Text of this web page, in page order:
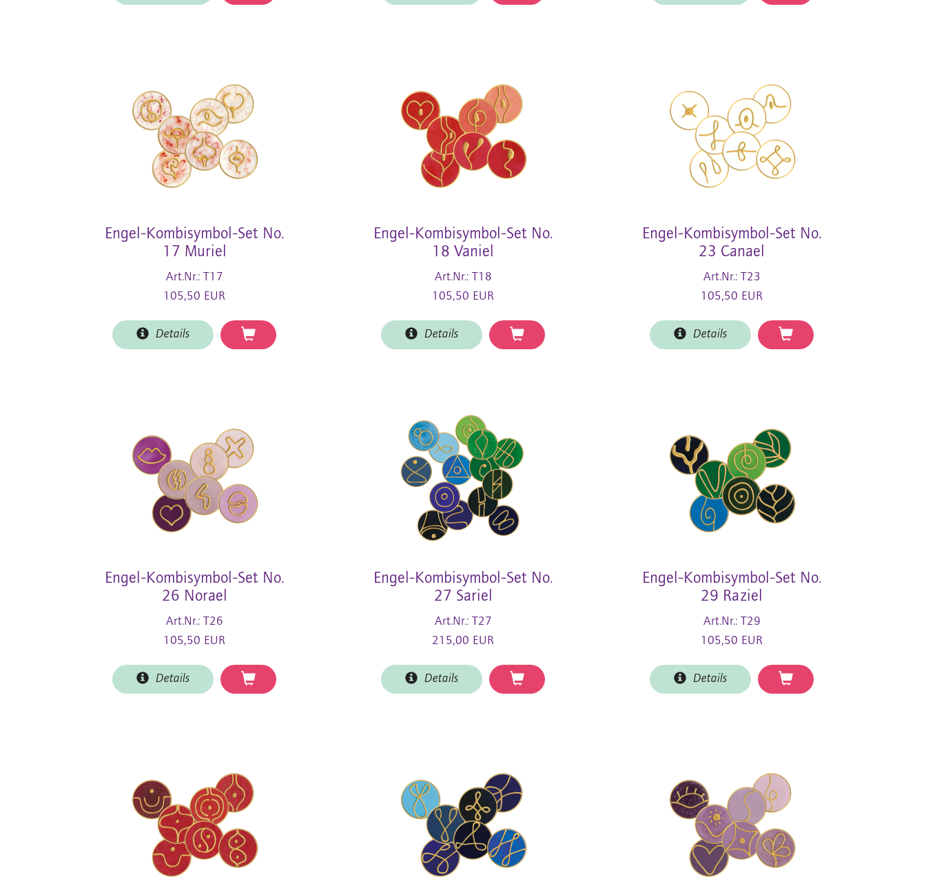
Engel-Kombisymbol-Set No.
17 Muriel
Art.Nr.: T17
105,50 EUR
Details
Engel-Kombisymbol-Set No.
18 Vaniel
Art.Nr.: T18
105,50 EUR
Details
Engel-Kombisymbol-Set No.
23 Canael
Art.Nr.: T23
105,50 EUR
Details
Engel-Kombisymbol-Set No.
26 Norael
Art.Nr.: T26
105,50 EUR
Details
Engel-Kombisymbol-Set No.
27 Sariel
Art.Nr.: T27
215,00 EUR
Details
Engel-Kombisymbol-Set No.
29 Raziel
Art.Nr.: T29
105,50 EUR
Details